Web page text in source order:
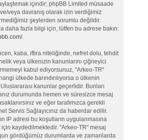
içindir; phpBB Limited müsaade
veya davranış olarak izin verdiğimiz
şeylerden sorumlu değildir.
daha fazla bilgi için, lütfen bu adrese bakın:
.
kaba, iftira niteliğinde, nefret dolu, tehdit
veya ülkenizin kanunlarını çiğneyici
kabul ediyorsunuz, "Arkeo-TR"
ülkede barındırılıyorsa o ülkenin
kanunlar geçerlidir. Bunları
durumunda hemen ve süresizce mesaj
ve eğer tarafımızca gerekli
Servis Sağlayıcınız da haberdar edilir.
IP adresi bu koşulların uygulanmasına
için kaydedilmektedir. "Arkeo-TR" mesaj
gördüğümüz durumlarda ve zamanlarda